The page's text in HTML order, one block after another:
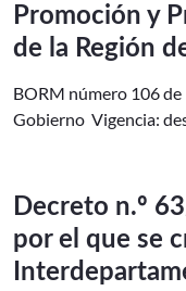
Promoción y
de la Región
BORM número 106
Gobierno Vigencia:
Decreto n.º
por el que se